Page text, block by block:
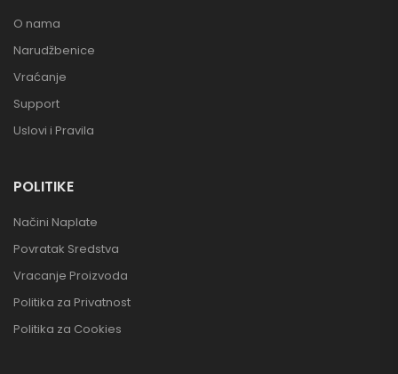
O nama
Narudžbenice
Vraćanje
Support
Uslovi i Pravila
POLITIKE
Načini Naplate
Povratak Sredstva
Vracanje Proizvoda
Politika za Privatnost
Politika za Cookies